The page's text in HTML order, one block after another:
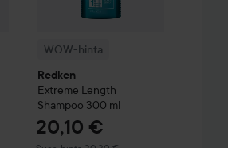
WOW-hinta
Redken
Extreme Length
Shampoo 300 ml
20,10 €